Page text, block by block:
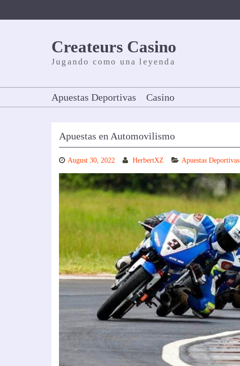
Createurs Casino
Jugando como una leyenda
Apuestas Deportivas Casino
Apuestas en Automovilismo
August 30, 2022 HerbertXZ Apuestas Deportivas